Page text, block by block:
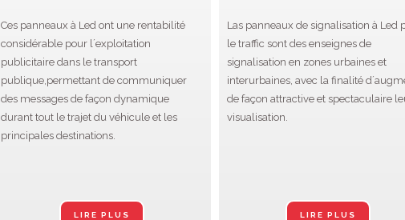
Ces panneaux à Led ont une rentabilité
considérable pour l´exploitation
publicitaire dans le transport
publique,permettant de communiquer
des messages de façon dynamique
durant tout le trajet du véhicule et les
principales destinations.
LIRE PLUS
Las panneaux de signalisation à Led
le traffic sont des enseignes de
signalisation en zones urbaines et
interurbaines, avec la finalité
de façon attractive et spectaculaire
visualisation.
LIRE PLUS